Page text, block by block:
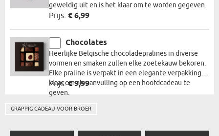
geweldig uit en is het klaar om te worden gegeven.
Prijs: € 6,99
Chocolates
Heerlijke Belgische chocoladepralines in diverse
vormen en smaken zullen elke zoetekauw bekoren.
Elke praline is verpakt in een elegante verpakking,
klaar om als aanvulling op een hoofdcadeau te
geven.
Prijs:€ 9,99
GRAPPIG CADEAU VOOR BROER